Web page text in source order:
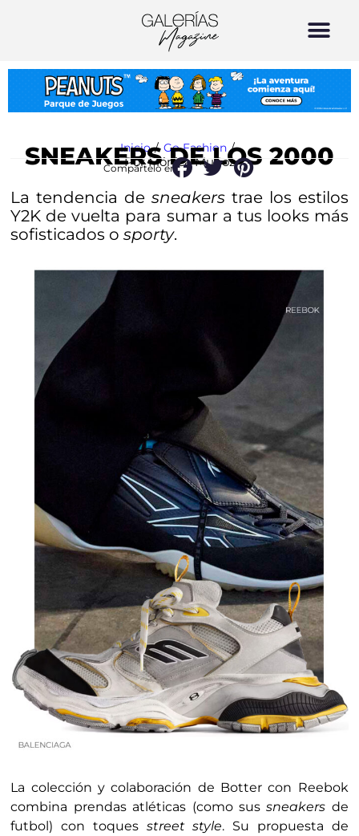
Inicio / Go Fashion /
SNEAKERS DE LOS 2000
Por Mónica Muñoz
Compártelo en:
La tendencia de sneakers trae los estilos
Y2K de vuelta para sumar a tus looks más
sofisticados osporty.
La colección y colaboración de Botter con Reebok
combina prendas atléticas (como sussneakers de
futbol) con toques street style. Su propuesta de